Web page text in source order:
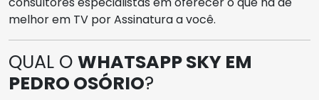
melhor em TV por Assinatura a você.
QUAL O WHATSAPP SKY EM
PEDRO OSÓRIO?